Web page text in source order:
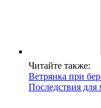
Читайте также:
Ветрянка при
Последствия